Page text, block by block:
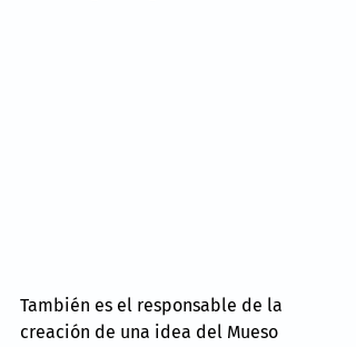
También es el responsable de la
creación de una idea del Mueso